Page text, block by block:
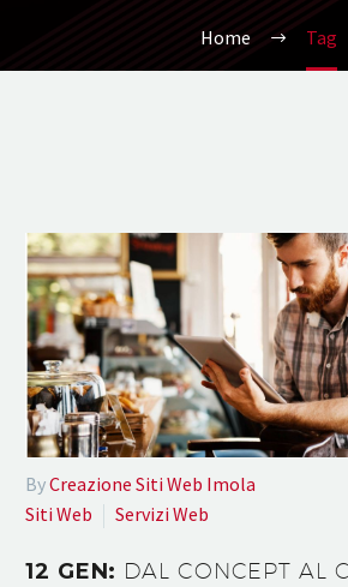
Home Tag
ByCreazione Siti Web Imola
Siti Web
Servizi Web
12 GEN: DAL CONCEPT AL